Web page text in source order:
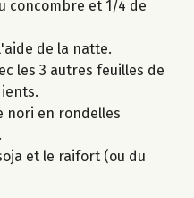
concombre et 1/4 de
de la natte.
les 3 autres feuilles de
nori en rondelles
et le raifort (ou du